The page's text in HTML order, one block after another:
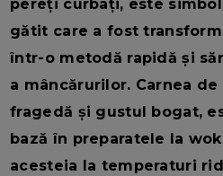
pereți curbați, este
gătit care a fost
într-o metodă rapidă și
a mâncărurilor. Carnea
fragedă și gustul bogat,
bază în preparatele la
acesteia la temperaturi